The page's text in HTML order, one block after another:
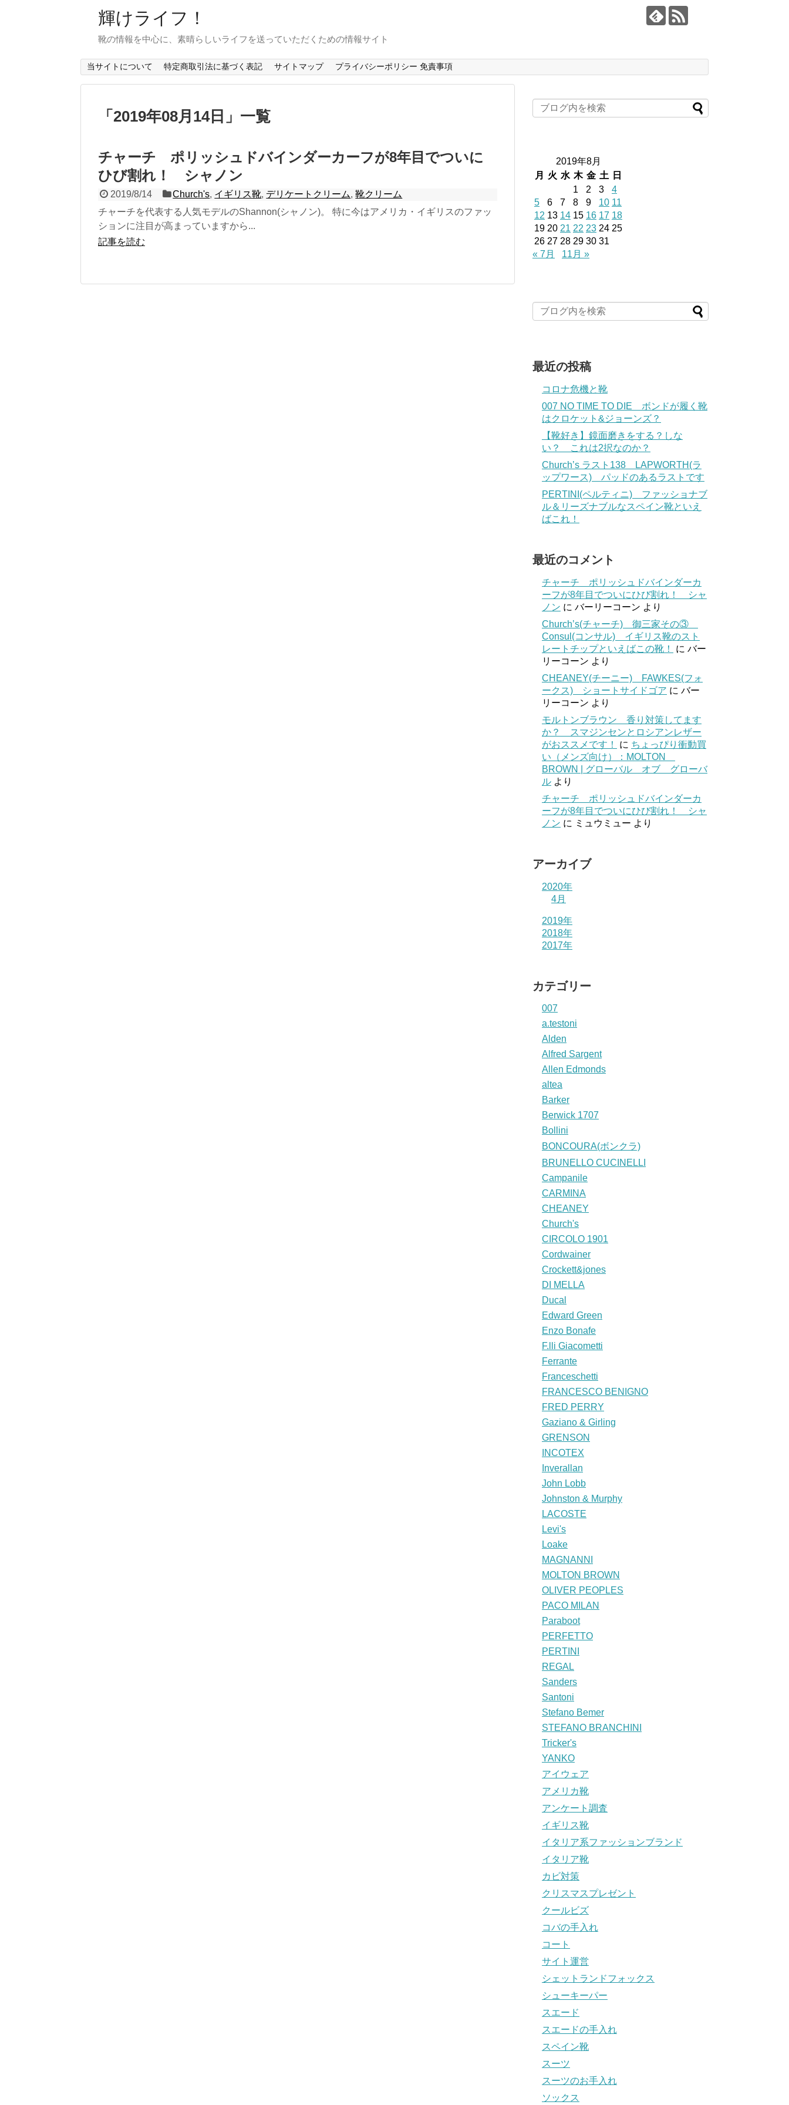
輝けライフ！
靴の情報を中心に、素晴らしいライフを送っていただくための情報サイト
当サイトについて 特定商取引法に基づく表記 サイトマップ プライバシーポリシー 免責事項
「 2019年08月14日 」 一覧
チャーチ ポリッシュドバインダーカーフが8年目でついに
ひび割れ！ シャノン
2019/8/14 Church's, イギリス靴, デリケートクリーム,靴クリーム
チャーチを代表する人気モデルのShannon(シャノン)。 特に今はアメリカ・イギリスのファッ
ションに注目が高まっていますから...
記事を読む
2019年8月
月
火 水 木 金 土
日
1
2 3
4
5
6 7 8 9 10 11
12 13 14 15 16 17 18
19 20 21 22 23 24 25
26 27 28 29 30 31
« 7月
11月 »
最近の投稿
コロナ危機と靴
007 NO TIME TO DIE ボンドが履く靴
はクロケット&ジョーンズ？
【靴好き】鏡面磨きをする？しな
い？ これは2択なのか？
Church’s ラスト138 LAPWORTH(ラ
ップワース) パッドのあるラストです
PERTINI(ペルティニ) ファッショナブ
ル＆リーズナブルなスペイン靴といえ
ばこれ！
最近のコメント
チャーチ ポリッシュドバインダーカ
ーフが8年目でついにひび割れ！ シャ
ノン に バーリーコーン より
Church’s(チャーチ) 御三家その③
Consul(コンサル) イギリス靴のスト
レートチップといえばこの靴！
に バー
リーコーン より
CHEANEY(チーニー) FAWKES(フォ
ークス) ショートサイドゴア に バー
リーコーン より
モルトンブラウン 香り対策してます
か？ スマジンセンとロシアンレザー
がおススメです！
に ちょっぴり衝動買
い（メンズ向け）：MOLTON
BROWN | グローバル オブ グローバ
ル より
チャーチ ポリッシュドバインダーカ
ーフが8年目でついにひび割れ！ シャ
ノン に ミュウミュー より
アーカイブ
2020年
4月
2019年
2018年
2017年
カテゴリー
007
a.testoni
Alden
Alfred Sargent
Allen Edmonds
altea
Barker
Berwick 1707
Bollini
BONCOURA(ボンクラ)
BRUNELLO CUCINELLI
Campanile
CARMINA
CHEANEY
Church's
CIRCOLO 1901
Cordwainer
Crockett&jones
DI MELLA
Ducal
Edward Green
Enzo Bonafe
F.lli Giacometti
Ferrante
Franceschetti
FRANCESCO BENIGNO
FRED PERRY
Gaziano & Girling
GRENSON
INCOTEX
Inverallan
John Lobb
Johnston & Murphy
LACOSTE
Levi's
Loake
MAGNANNI
MOLTON BROWN
OLIVER PEOPLES
PACO MILAN
Paraboot
PERFETTO
PERTINI
REGAL
Sanders
Santoni
Stefano Bemer
STEFANO BRANCHINI
Tricker's
YANKO
アイウェア
アメリカ靴
アンケート調査
イギリス靴
イタリア系ファッションブランド
イタリア靴
カビ対策
クリスマスプレゼント
クールビズ
コバの手入れ
コート
サイト運営
シェットランドフォックス
シューキーパー
スエード
スエードの手入れ
スペイン靴
スーツ
スーツのお手入れ
ソックス